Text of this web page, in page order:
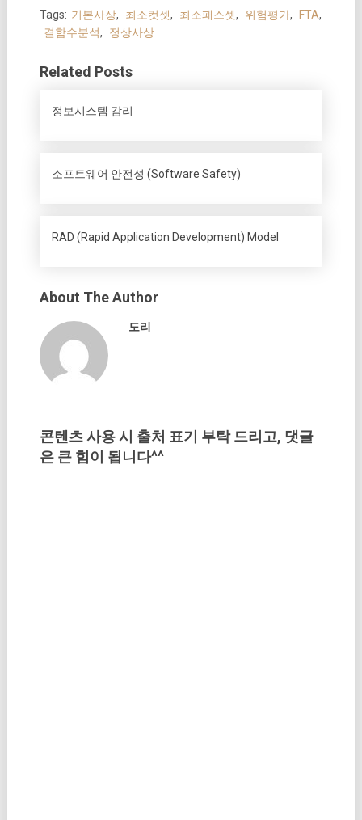
Tags: 기본사상, 최소컷셋, 최소패스셋, 위험평가, FTA,
결함수분석, 정상사상
Related Posts
정보시스템 감리
소프트웨어 안전성 (Software Safety)
RAD (Rapid Application Development) Model
About The Author
도리
콘텐츠 사용 시 출처 표기 부탁 드리고, 댓글
은 큰 힘이 됩니다^^